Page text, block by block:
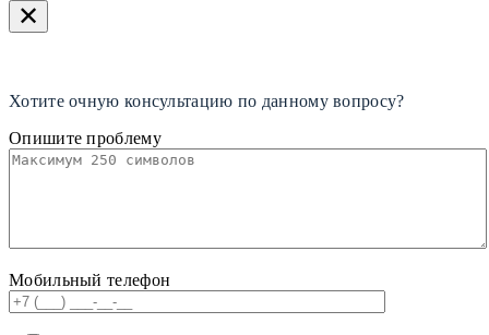
✕
Хотите очную консультацию по данному вопросу?
Опишите проблему
Мобильный телефон